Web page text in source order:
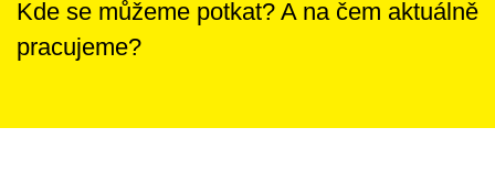
Kde se můžeme potkat? A na čem aktuálně
pracujeme?